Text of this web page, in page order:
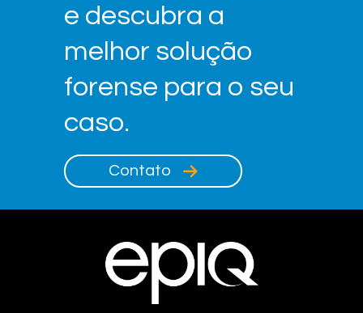
e descubra a
melhor solução
forense para o seu
caso.
Contato